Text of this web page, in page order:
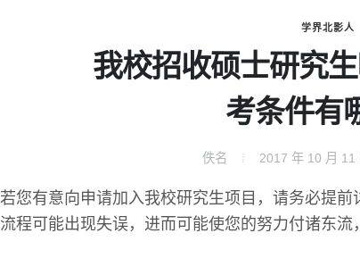
学界北影人
我校招收硕士研究
考条件有
佚名 2017 年 10 月 11
若您有意向申请加入我校研究生项目，请务必提
流程可能出现失误，进而可能使您的努力付诸东流